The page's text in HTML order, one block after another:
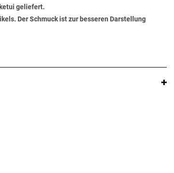
geliefert.
Der Schmuck ist zur besseren Darstellung